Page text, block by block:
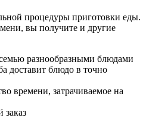
процедуры приготовки еды.
вы получите и другие
разнообразными блюдами
доставит блюдо в точно
времени, затрачиваемое на
заказ